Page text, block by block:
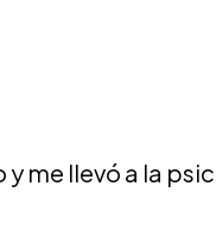
me llevó a la